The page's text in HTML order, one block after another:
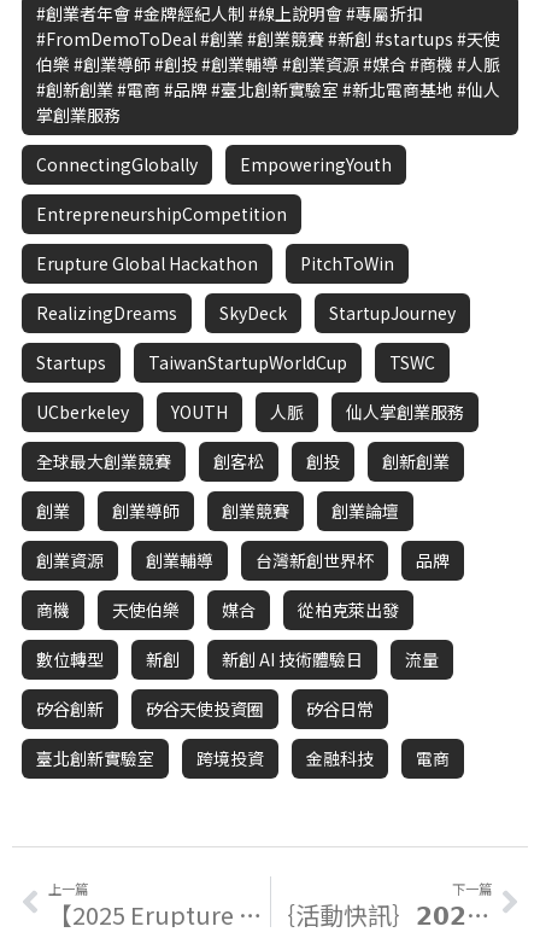
#創業者年會 #金牌經紀人制 #線上說明會 #專屬折扣
#FromDemoToDeal #創業 #創業競賽 #新創 #startups #天使
伯樂 #創業導師 #創投 #創業輔導 #創業資源 #媒合 #商機 #人脈
#創新創業 #電商 #品牌 #臺北創新實驗室 #新北電商基地 #仙人
掌創業服務
ConnectingGlobally EmpoweringYouth
EntrepreneurshipCompetition
Erupture Global Hackathon PitchToWin
RealizingDreams SkyDeck StartupJourney
Startups TaiwanStartupWorldCup TSWC
UCberkeley YOUTH 人脈 仙人掌創業服務
全球最大創業競賽 創客松 創投 創新創業
創業 創業導師 創業競賽 創業論壇
創業資源 創業輔導 台灣新創世界杯 品牌
商機 天使伯樂 媒合 從柏克萊出發
數位轉型 新創 新創 AI 技術體驗日 流量
矽谷創新 矽谷天使投資圈 矽谷日常
臺北創新實驗室 跨境投資 金融科技 電商
上一篇
【2025 Erupture 全球創客松｜𝗧𝗢𝗣𝟮𝟬 𝗜𝗡 𝗔𝗦𝗜𝗔 名單正式公布.ᐟ.ᐟ.ᐟ】
下一篇
｛活動快訊｝𝟮𝟬𝟮𝟱 𝗧𝗮𝗶𝘄𝗮𝗻 𝗦𝘁𝗮𝗿𝘁𝘂𝗽 𝗪𝗼𝗿𝗹𝗱 𝗖𝘂𝗽 強勢啟動！